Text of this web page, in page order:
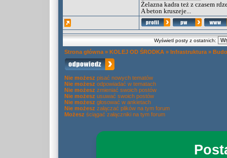
Żelazna kadra też z czasem
A beton kruszeje...
Wyświetl posty z ostatnich:
Strona główna » KOLEJ OD ŚRODKA » Infrastruktura »
Nie możesz pisać nowych tematów
Nie możesz odpowiadać w tematach
Nie możesz zmieniać swoich postów
Nie możesz usuwać swoich postów
Nie możesz głosować w ankietach
Nie możesz załączać plików na tym forum
Możesz ściągać załączniki na tym forum